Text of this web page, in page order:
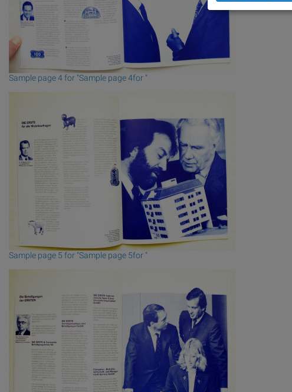
Sample page 4 for "Sample page 4for "
Sample page 5 for "Sample page 5for "